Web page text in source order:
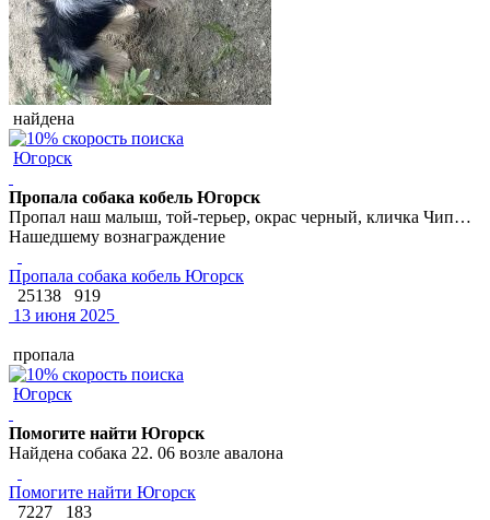
найдена
Югорск
Пропала собака кобель Югорск
Пропал наш малыш, той-терьер, окрас черный, кличка Чип…
Нашедшему вознаграждение
Пропала собака кобель Югорск
25138
919
13 июня 2025
пропала
Югорск
Помогите найти Югорск
Найдена собака 22. 06 возле авалона
Помогите найти Югорск
7227
183